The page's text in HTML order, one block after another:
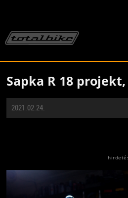
Sapka R 18
2021.02.24.
Jön még